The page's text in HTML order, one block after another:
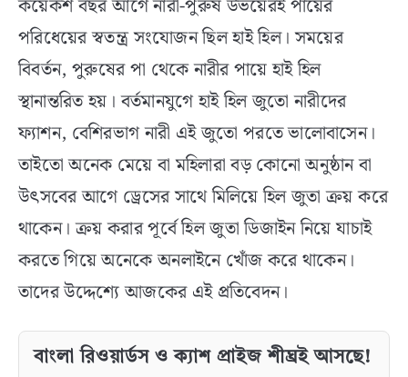
কয়েকশ বছর আগে নারী-পুরুষ উভয়েরই পায়ের
পরিধেয়ের স্বতন্ত্র সংযোজন ছিল হাই হিল। সময়ের
বিবর্তন, পুরুষের পা থেকে নারীর পায়ে হাই হিল
স্থানান্তরিত হয়। বর্তমানযুগে হাই হিল জুতো নারীদের
ফ্যাশন, বেশিরভাগ নারী এই জুতো পরতে ভালোবাসেন।
তাইতো অনেক মেয়ে বা মহিলারা বড় কোনো অনুষ্ঠান বা
উৎসবের আগে ড্রেসের সাথে মিলিয়ে হিল জুতা ক্রয় করে
থাকেন। ক্রয় করার পূর্বে হিল জুতা ডিজাইন নিয়ে যাচাই
করতে গিয়ে অনেকে অনলাইনে খোঁজ করে থাকেন।
তাদের উদ্দেশ্যে আজকের এই প্রতিবেদন।
বাংলা রিওয়ার্ডস ও ক্যাশ প্রাইজ শীঘ্রই আসছে!